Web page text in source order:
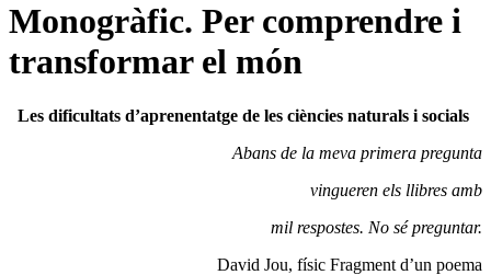
Monogràfic. Per comprendre i
transformar el món
Les dificultats d’aprenentatge de les ciències naturals i socials
Abans de la meva primera pregunta
vingueren els llibres amb
mil respostes. No sé preguntar.
David Jou, físic Fragment d’un poema